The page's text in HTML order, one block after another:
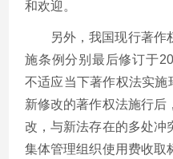
和欢迎。
另外，我国现行著作
施条例分别最后修订于
不适应当下著作权法实施
新修改的著作权法施行后
改，与新法存在的多处冲
集体管理组织使用费收取